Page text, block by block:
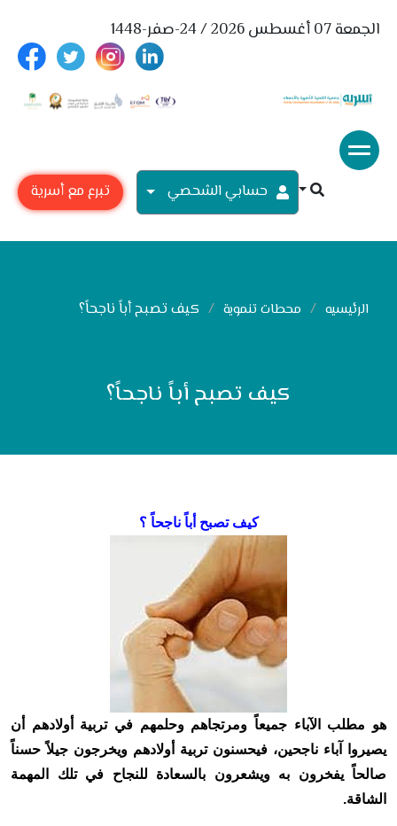
الجمعة 07 أغسطس 2026 / 24-صفر-1448
حسابي الشحصي تبرع مع أسرية
الرئيسيه محطات تنموية كيف تصبح أباً ناجحاً؟
كيف تصبح أباً ناجحاً؟
كيف تصبح أباً ناجحاً ؟
هو مطلب الآباء جميعاً ومرتجاهم وحلمهم في تربية أولادهم أن
يصيروا آباء ناجحين، فيحسنون تربية أولادهم ويخرجون جيلاً حسناً
صالحاً يفخرون به ويشعرون بالسعادة للنجاح في تلك المهمة
الشاقة.